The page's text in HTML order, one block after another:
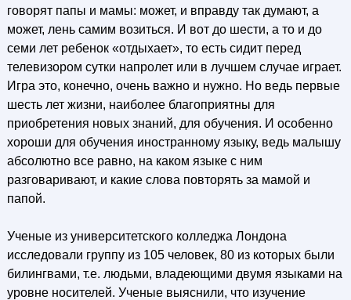
говорят папы и мамы: может, и вправду так думают, а
может, лень самим возиться. И вот до шести, а то и до
семи лет ребенок «отдыхает», то есть сидит перед
телевизором сутки напролет или в лучшем случае играет.
Игра это, конечно, очень важно и нужно. Но ведь первые
шесть лет жизни, наиболее благоприятны для
приобретения новых знаний, для обучения. И особенно
хороши для обучения иностранному языку, ведь малышу
абсолютно все равно, на каком языке с ним
разговаривают, и какие слова повторять за мамой и
папой.
Ученые из университетского колледжа Лондона
исследовали группу из 105 человек, 80 из которых были
билингвами, т.е. людьми, владеющими двумя языками на
уровне носителей. Ученые выяснили, что изучение